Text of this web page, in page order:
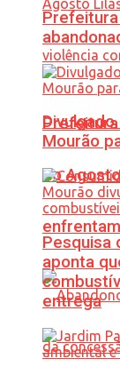
do
Mourão
Pesquisa
aponta
entrega